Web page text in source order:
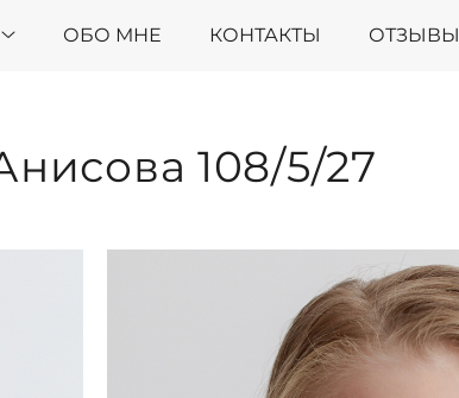
ОБО МНЕ КОНТАКТЫ ОТЗЫВЫ
108/5/27